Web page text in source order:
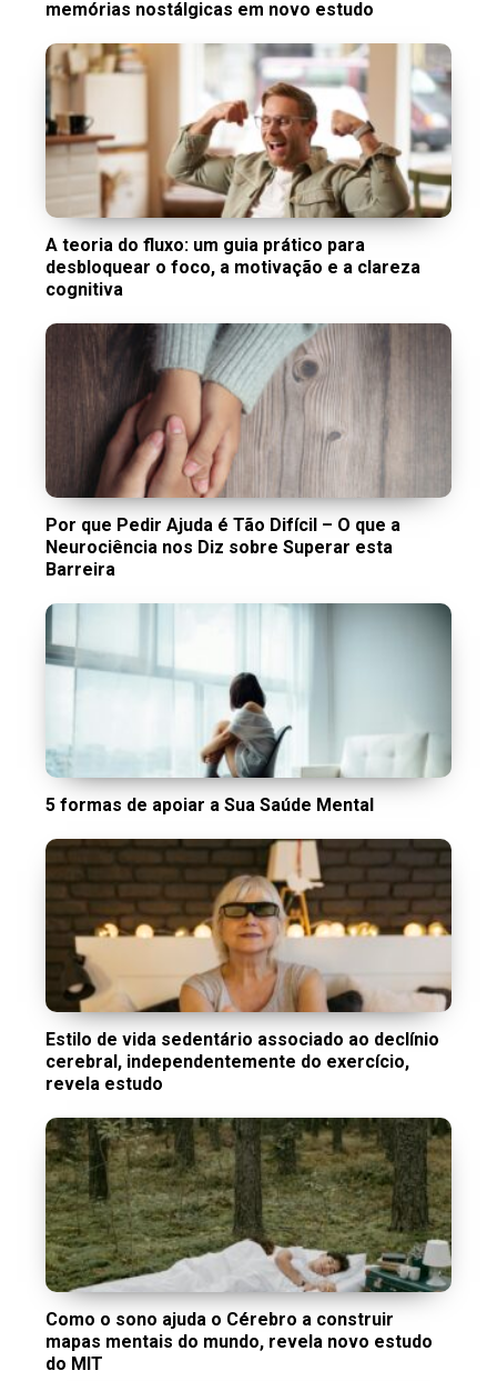
memórias nostálgicas em novo estudo
A teoria do fluxo: um guia prático para
desbloquear o foco, a motivação e a clareza
cognitiva
Por que Pedir Ajuda é Tão Difícil – O que a
Neurociência nos Diz sobre Superar esta
Barreira
5 formas de apoiar a Sua Saúde Mental
Estilo de vida sedentário associado ao declínio
cerebral, independentemente do exercício,
revela estudo
Como o sono ajuda o Cérebro a construir
mapas mentais do mundo, revela novo estudo
do MIT